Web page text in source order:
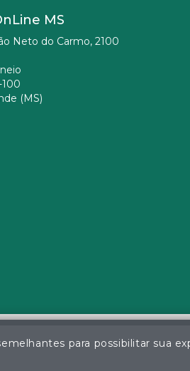
MS
Neto do Carmo, 2100
(MS)
Silva - Leiloeiro Público Oficial -
para possibilitar sua